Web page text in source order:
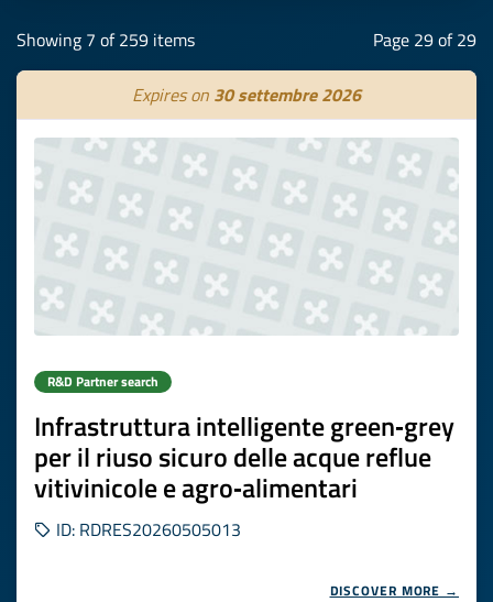
Showing 7 of 259 items Page 29 of 29
Expires on 30 settembre 2026
R&D Partner search
Infrastruttura intelligente green‑grey
per il riuso sicuro delle acque reflue
vitivinicole e agro‑alimentari
ID: RDRES20260505013
DISCOVER MORE →